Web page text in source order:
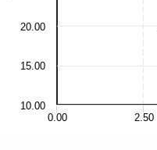
0.00 2.50
15.00
20.00
10.00